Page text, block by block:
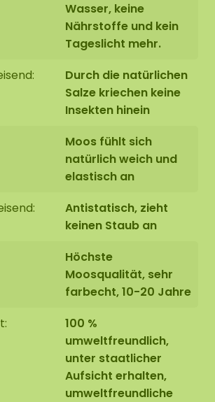
mit unserem speziellenECO-
, der im Webshop zu bestellen ist
Wasser, keine
Nährstoffe und kein
Tageslicht mehr.
Durch die natürlichen
Salze kriechen keine
Insekten hinein
Moos fühlt sich
natürlich weich und
elastisch an
Antistatisch, zieht
keinen Staub an
Höchste
Moosqualität, sehr
farbecht, 10-20 Jahre
100 %
umweltfreundlich,
unter staatlicher
Aufsicht erhalten,
umweltfreundliche